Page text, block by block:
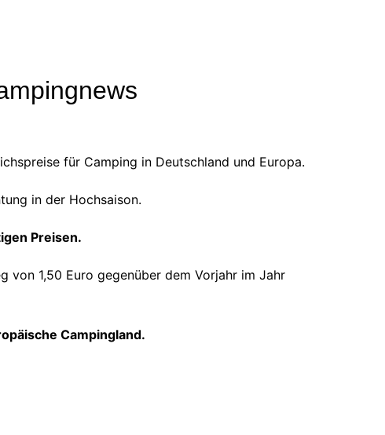
für Camping in Deutschland und Europa.
in der Hochsaison.
Preisen.
von 1,50 Euro gegenüber dem Vorjahr im Jahr
Campingland.